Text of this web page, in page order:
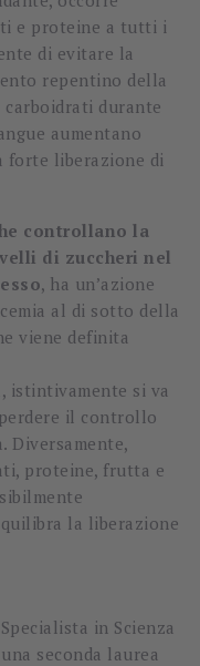
e proteine a tutti i
di evitare la
repentino della
carboidrati durante
aumentano
forte liberazione di
controllano la
di zuccheri nel
, ha un’azione
al di sotto della
viene definita
istintivamente si va
il controllo
Diversamente,
proteine, frutta e
la liberazione
in Scienza
seconda laurea